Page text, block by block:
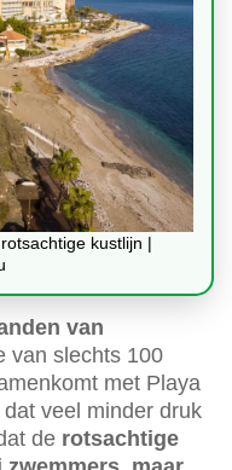
kustlijn |
van
van slechts 100
met Playa
veel minder druk
de rotsachtige